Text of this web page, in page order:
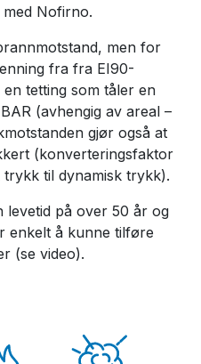
med Nofirno.
men for
fra fra EI90-
tetting som tåler en
(avhengig av areal –
gjør også at
(konverteringsfaktor
til dynamisk trykk).
levetid på over 50 år og
enkelt å kunne tilføre
(se video).